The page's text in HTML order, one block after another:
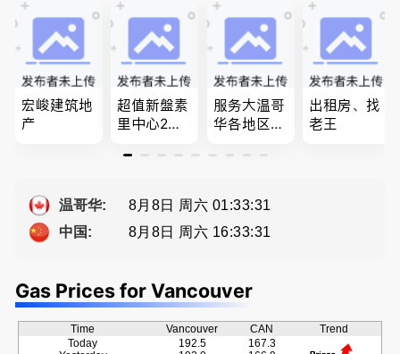
律师、多语
种服务、高
效优质、助
您安心乐
业、胜劵稳
操)
姻家庭、遗
嘱遗产
纠纷，审判
宏峻建筑地
产
超值新盤素
里中心2房1
級公寓，So
-689-5519
服务大温哥
华各地区的
地产专业持
Sophia Fan
资产规划管
出租房、找
老王
温哥华:
8月8日 周六 01:33:31
中国:
8月8日 周六 16:33:31
Gas Prices for Vancouver
Time Vancouver CAN
Trend
Today
192.5
167.3